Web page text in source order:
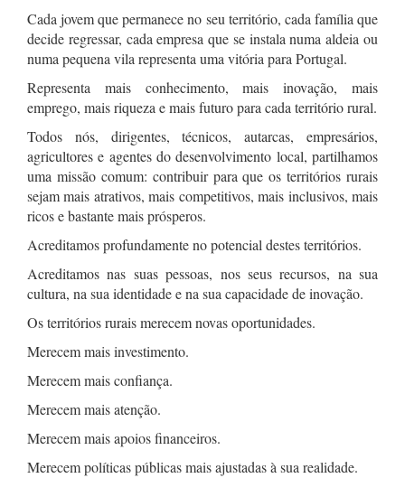
Cada jovem que permanece no seu território, cada família que
decide regressar, cada empresa que se instala numa aldeia ou
numa pequena vila representa uma vitória para Portugal.
Representa mais conhecimento, mais inovação, mais
emprego, mais riqueza e mais futuro para cada território rural.
Todos nós, dirigentes, técnicos, autarcas, empresários,
agricultores e agentes do desenvolvimento local, partilhamos
uma missão comum: contribuir para que os territórios rurais
sejam mais atrativos, mais competitivos, mais inclusivos, mais
ricos e bastante mais prósperos.
Acreditamos profundamente no potencial destes territórios.
Acreditamos nas suas pessoas, nos seus recursos, na sua
cultura, na sua identidade e na sua capacidade de inovação.
Os territórios rurais merecem novas oportunidades.
Merecem mais investimento.
Merecem mais confiança.
Merecem mais atenção.
Merecem mais apoios financeiros.
Merecem políticas públicas mais ajustadas à sua realidade.